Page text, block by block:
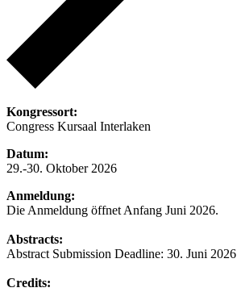
Kongressort:
Congress Kursaal Interlaken
Datum:
29.-30. Oktober 2026
Anmeldung:
Die Anmeldung öffnet Anfang Juni 2026.
Abstracts:
Abstract Submission Deadline: 30. Juni 2026
Credits: